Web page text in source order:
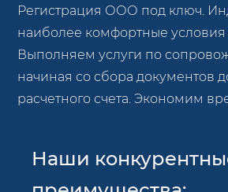
Регистрация ООО под ключ.
наиболее комфортные условия
Выполняем услуги по
начиная со сбора документов
расчетного счета. Экономим
Наши